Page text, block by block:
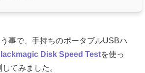
事で、手持ちのポータブルUSBハ
Disk Speed Testを使っ
てみました。